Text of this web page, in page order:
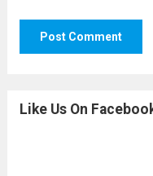
Like Us On